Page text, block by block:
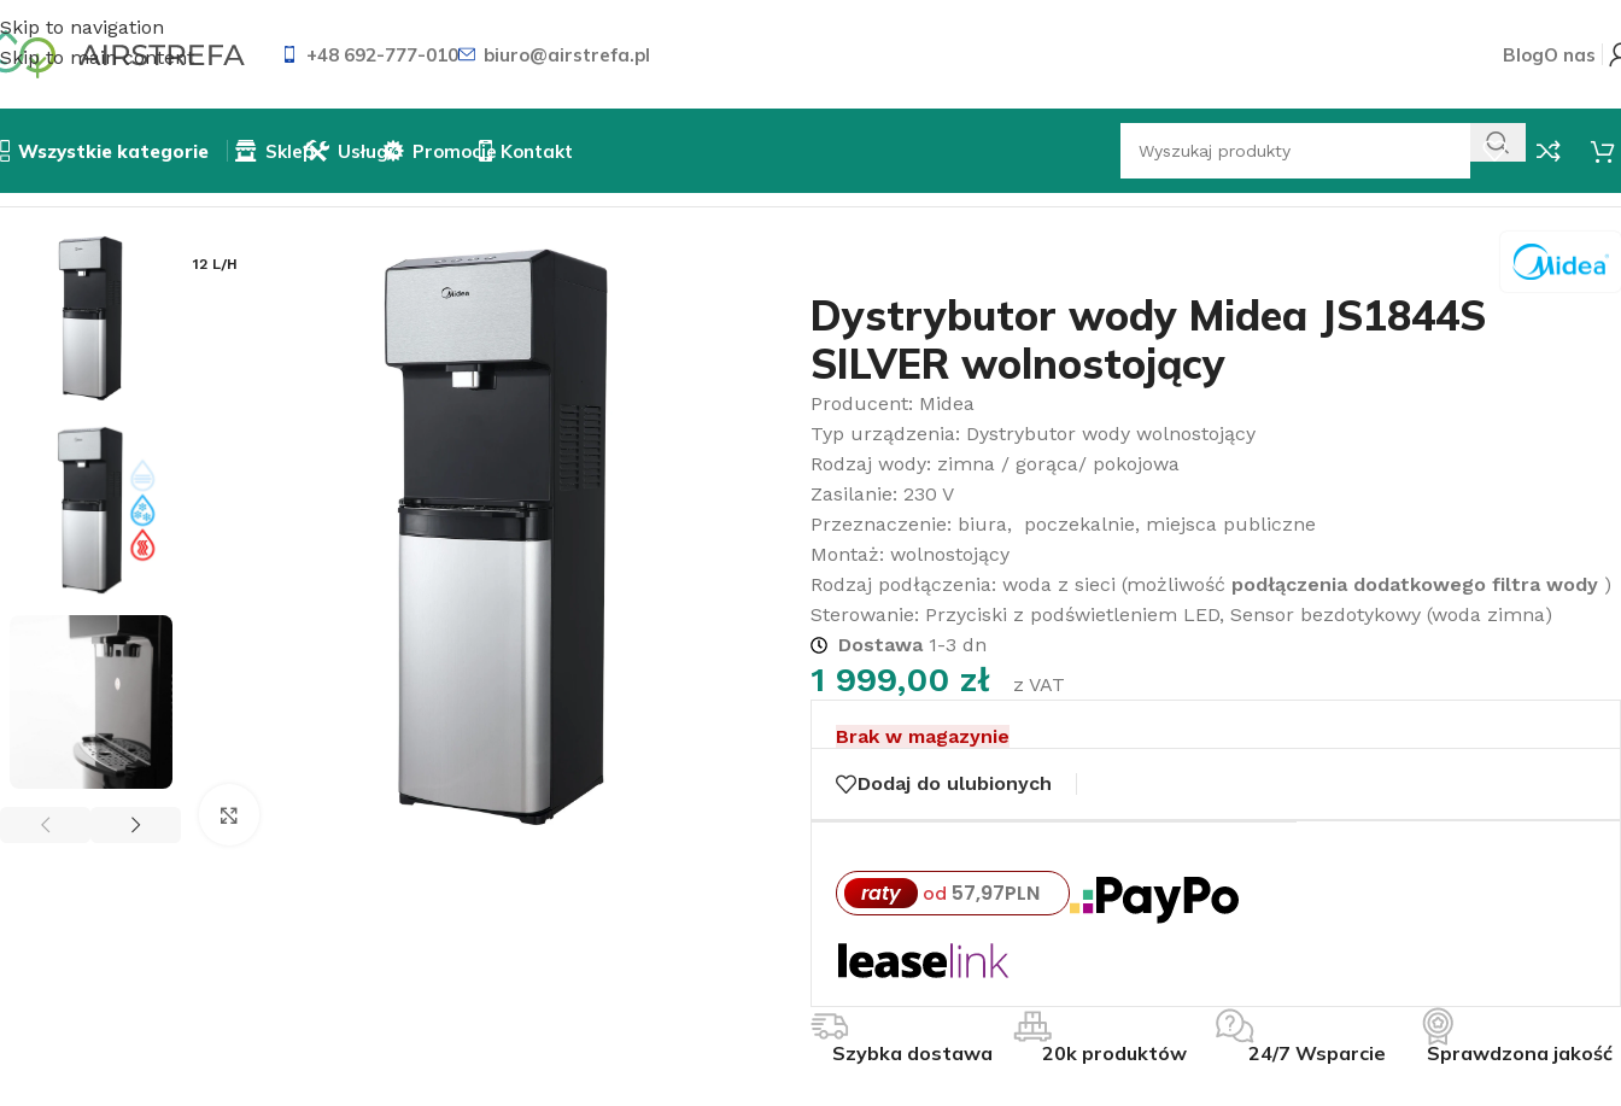
Skip to navigation
Skip to main content
+48 692-777-010 biuro@airstrefa.pl BlogO nas
Wszystkie kategorie Sklep Usługi Promocje Kontakt
12 L/H
Dystrybutor wody Midea JS1844S
SILVER wolnostojący
Producent: Midea
Typ urządzenia: Dystrybutor wody wolnostojący
Rodzaj wody: zimna / gorąca/ pokojowa
Zasilanie: 230 V
Przeznaczenie: biura, poczekalnie, miejsca publiczne
Montaż: wolnostojący
Rodzaj podłączenia: woda z sieci (możliwość podłączenia dodatkowego filtra wody )
Sterowanie: Przyciski z podświetleniem LED, Sensor bezdotykowy (woda zimna)
Dostawa1-3 dn
1 999,00 zł z VAT
Brak w magazynie
Dodaj do ulubionych
raty od 57,97PLN
Szybka dostawa 20k produktów 24/7 Wsparcie Sprawdzona jakość